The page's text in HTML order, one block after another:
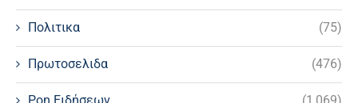
Πολιτικα (75)
Πρωτοσελιδα (476)